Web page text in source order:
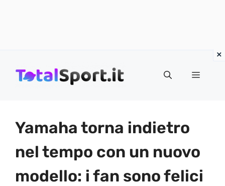
MENU
Yamaha torna indietro
nel tempo con un nuovo
modello: i fan sono felici